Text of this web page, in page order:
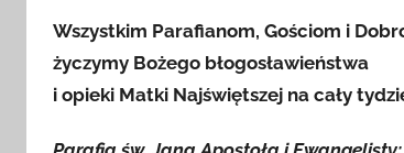
Wszystkim Parafianom, Gościom i
życzymy Bożego błogosławieństwa
i opieki Matki Najświętszej na cały